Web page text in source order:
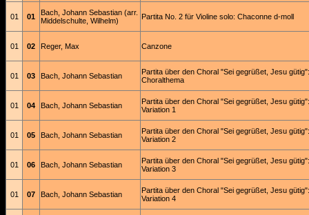
01 01
Bach, Johann Sebastian (arr.
Middelschulte, Wilhelm)
Partita No. 2 für Violine solo: Chaconne d-moll
01 02 Reger, Max Canzone
01 03 Bach, Johann Sebastian
Partita über den Choral "Sei gegrüßet, Jesu gütig":
Choralthema
01 04 Bach, Johann Sebastian
Partita über den Choral "Sei gegrüßet, Jesu gütig":
Variation 1
01 05 Bach, Johann Sebastian
Partita über den Choral "Sei gegrüßet, Jesu gütig":
Variation 2
01 06 Bach, Johann Sebastian
Partita über den Choral "Sei gegrüßet, Jesu gütig":
Variation 3
01 07 Bach, Johann Sebastian
Partita über den Choral "Sei gegrüßet, Jesu gütig":
Variation 4